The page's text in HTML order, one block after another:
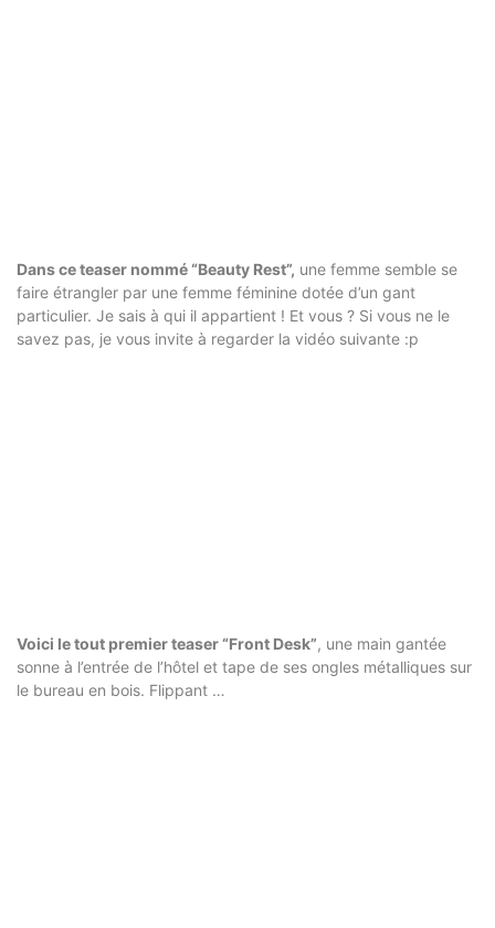
Dans ce teaser nommé “Beauty Rest”, une femme semble se
faire étrangler par une femme féminine dotée d’un gant
particulier. Je sais à qui il appartient ! Et vous ? Si vous ne le
savez pas, je vous invite à regarder la vidéo suivante :p
Voici le tout premier teaser “Front Desk”, une main gantée
sonne à l’entrée de l’hôtel et tape de ses ongles métalliques sur
le bureau en bois. Flippant …